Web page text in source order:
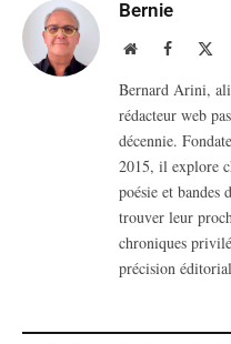
Bernie
WebsiteFacebook
Bernard Arini,
rédacteur web
décennie.
2015, il explore
poésie et bandes
trouver leur
chroniques
précision